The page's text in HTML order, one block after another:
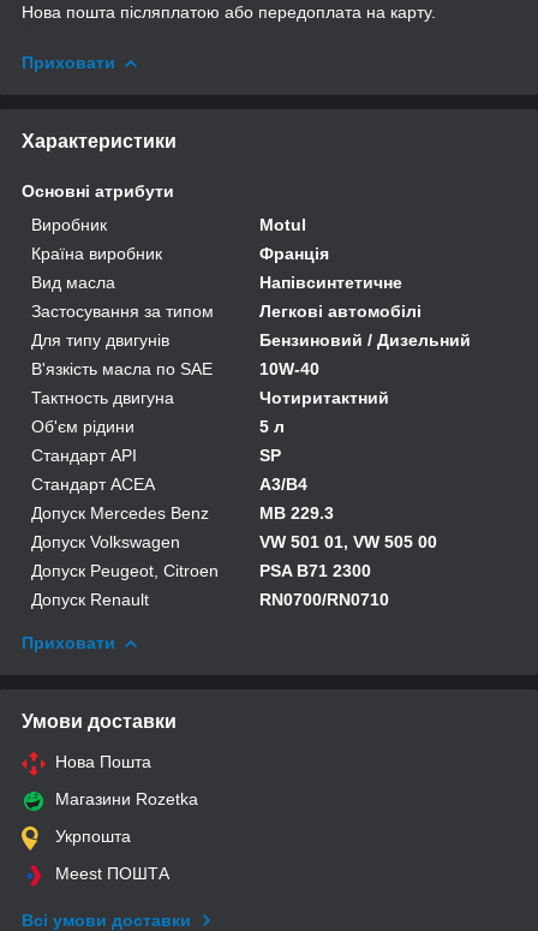
Нова пошта післяплатою або передоплата на карту.
Приховати
Характеристики
Основні атрибути
Виробник
Motul
Країна виробник
Франція
Вид масла
Напівсинтетичне
Застосування за типом
Легкові автомобілі
Для типу двигунів
Бензиновий / Дизельний
В'язкість масла по SAE
10W-40
Тактность двигуна
Чотиритактний
Об'єм рідини
5 л
Стандарт API
SP
Стандарт ACEA
A3/B4
Допуск Mercedes Benz
MB 229.3
Допуск Volkswagen
VW 501 01, VW 505 00
Допуск Peugeot, Citroen
PSA B71 2300
Допуск Renault
RN0700/RN0710
Приховати
Умови доставки
Нова Пошта
Магазини Rozetka
Укрпошта
Meest ПОШТА
Всі умови доставки